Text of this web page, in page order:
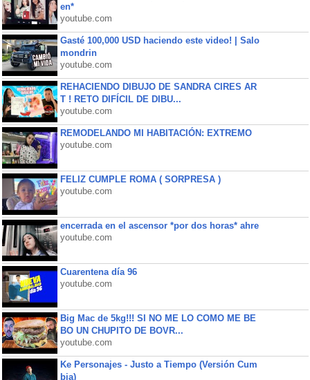
en*
youtube.com
Gasté 100,000 USD haciendo este video! | Salo
mondrin
youtube.com
REHACIENDO DIBUJO DE SANDRA CIRES AR
T ! RETO DIFÍCIL DE DIBU...
youtube.com
REMODELANDO MI HABITACIÓN: EXTREMO
youtube.com
FELIZ CUMPLE ROMA ( SORPRESA )
youtube.com
encerrada en el ascensor *por dos horas* ahre
youtube.com
Cuarentena día 96
youtube.com
Big Mac de 5kg!!! SI NO ME LO COMO ME BE
BO UN CHUPITO DE BOVR...
youtube.com
Ke Personajes - Justo a Tiempo (Versión Cum
bia)